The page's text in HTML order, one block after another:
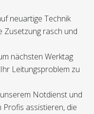
neuartige Technik
Zusetzung rasch und
nächsten Werktag
Leitungsproblem zu
Notdienst und
Profis assistieren, die